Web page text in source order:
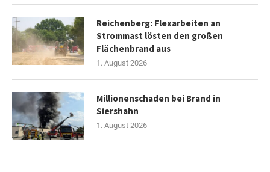
Reichenberg: Flexarbeiten an
Strommast lösten den großen
Flächenbrand aus
1. August 2026
Millionenschaden bei Brand in
Siershahn
1. August 2026